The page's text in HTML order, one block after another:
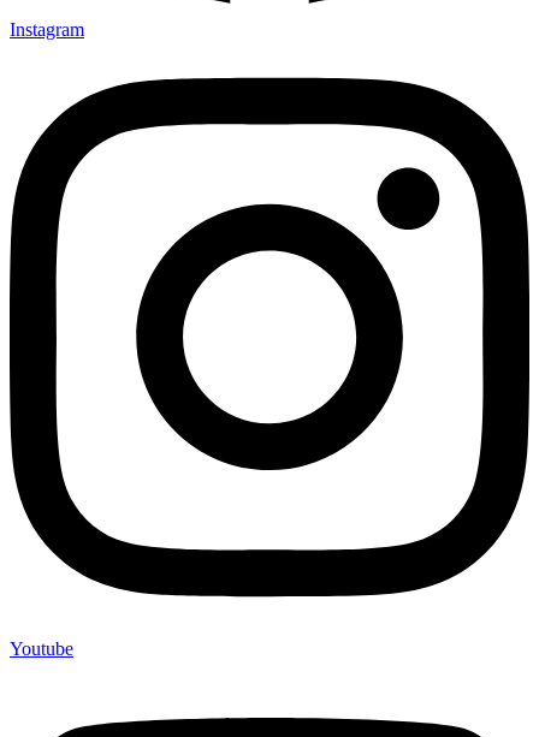
Instagram
Youtube